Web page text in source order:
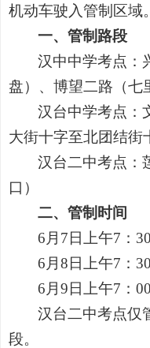
机动车驶入管制区域
一、管制路段
汉中中学考点：
盘）、博望二路（七
汉台中学考点：
大街十字至北团结街
汉台二中考点：
口）
二、管制时间
6月7日上午7：
6月8日上午7：
6月9日上午7：
汉台二中考点仅
段。